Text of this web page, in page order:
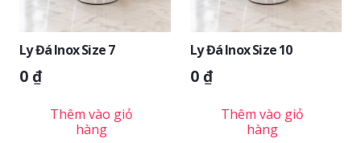
Ly Đá Inox Size 7
0₫
Thêm vào giỏ
hàng
Ly Đá Inox Size 10
0₫
Thêm vào giỏ
hàng